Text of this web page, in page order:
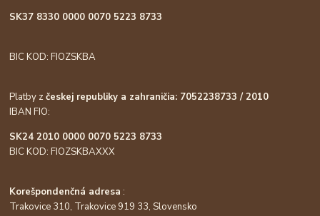
SK37 8330 0000 0070 5223 8733
BIC KOD: FIOZSKBA
Platby zčeskej republiky a zahraničia: 7052238733 / 2010
IBAN FIO:
SK24 2010 0000 0070 5223 8733
BIC KOD: FIOZSKBAXXX
Korešpondenčná adresa :
Trakovice 310, Trakovice 919 33, Slovensko